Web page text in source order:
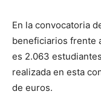
En la convocatoria
beneficiarios frente
es 2.063
realizada en esta
de euros.